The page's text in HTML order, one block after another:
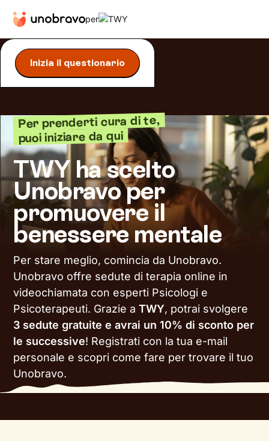
per
Inizia il questionario
Per prenderti cura di te,
puoi iniziare da qui
TWY ha scelto
Unobravo per
promuovere il
benessere mentale
Per stare meglio, comincia da Unobravo.
Unobravo offre sedute di terapia online in
videochiamata con esperti Psicologi e
Psicoterapeuti. Grazie aTWY, potrai svolgere
3 sedute gratuite e avrai un 10% di sconto per
le successive! Registrati con la tua e-mail
personale e scopri come fare per trovare il tuo
Unobravo.